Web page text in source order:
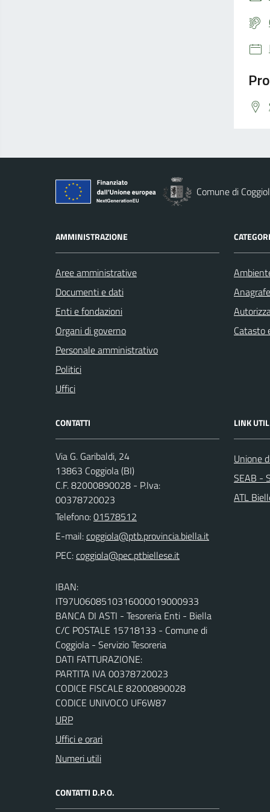
Comune di
AMMINISTRAZIONE
Aree amministrative
Documenti e dati
Enti e fondazioni
Organi di governo
Personale amministrativo
Politici
Uffici
Catasto
CONTATTI
Via G. Garibaldi, 24
13863 Coggiola (BI)
C.F. 82000890028 - P.Iva:
00378720023
Telefono:01578512
E-mail:
PEC:
IBAN:
IT97U0608510316000019000933
BANCA DI ASTI - Tesoreria Enti - Biella
C/C POSTALE 15718133 - Comune di
Coggiola - Servizio Tesoreria
DATI FATTURAZIONE:
PARTITA IVA 00378720023
CODICE FISCALE 82000890028
CODICE UNIVOCO UF6W87
URP
Uffici e orari
Numeri utili
CONTATTI D.P.O.
LINK
Unione
SEAB -
ATL